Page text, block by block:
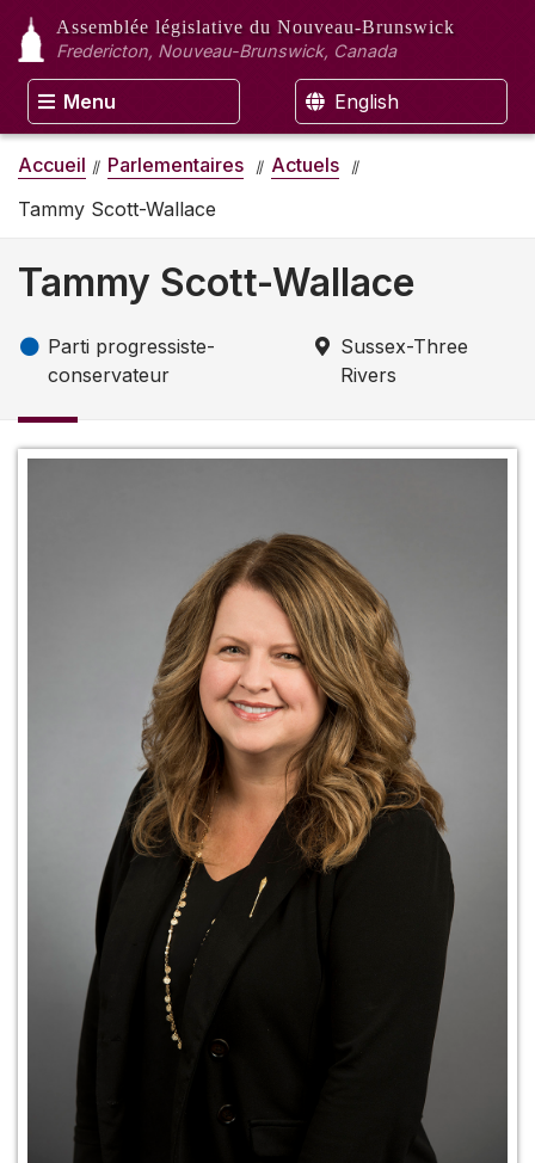
Assemblée législative du Nouveau-Brunswick
Fredericton, Nouveau-Brunswick, Canada
Menu English
Accueil Parlementaires
Actuels
Tammy Scott-Wallace
Tammy Scott-Wallace
Parti progressiste-
conservateur
Sussex-Three
Rivers